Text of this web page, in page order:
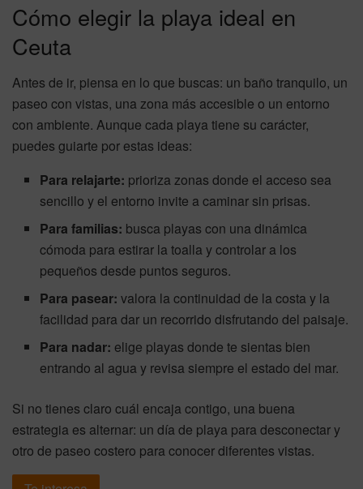
Cómo elegir la playa ideal en
Ceuta
Antes de ir, piensa en lo que buscas: un baño tranquilo, un
paseo con vistas, una zona más accesible o un entorno
con ambiente. Aunque cada playa tiene su carácter,
puedes guiarte por estas ideas:
Para relajarte: prioriza zonas donde el acceso sea
sencillo y el entorno invite a caminar sin prisas.
Para familias: busca playas con una dinámica
cómoda para estirar la toalla y controlar a los
pequeños desde puntos seguros.
Para pasear: valora la continuidad de la costa y la
facilidad para dar un recorrido disfrutando del paisaje.
Para nadar: elige playas donde te sientas bien
entrando al agua y revisa siempre el estado del mar.
Si no tienes claro cuál encaja contigo, una buena
estrategia es alternar: un día de playa para desconectar y
otro de paseo costero para conocer diferentes vistas.